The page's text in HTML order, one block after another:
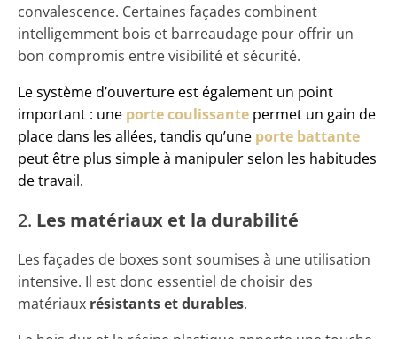
convalescence. Certaines façades combinent
intelligemment bois et barreaudage pour offrir un
bon compromis entre visibilité et sécurité.
Le système d’ouverture est également un point
important : une porte coulissante permet un gain de
place dans les allées, tandis qu’une porte battante
peut être plus simple à manipuler selon les habitudes
de travail.
2. Les matériaux et la durabilité
Les façades de boxes sont soumises à une utilisation
intensive. Il est donc essentiel de choisir des
matériaux résistants et durables.